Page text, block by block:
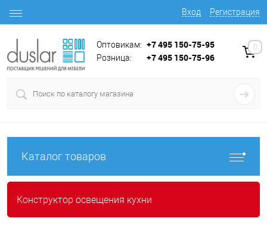
Вход Регистрация
Оптовикам: +7 495 150-75-95
Розница: +7 495 150-75-96
0
Каталог товаров
Конструктор освещения кухни